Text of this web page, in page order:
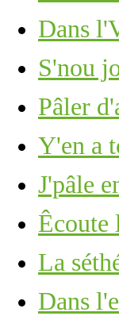
Dans
S'nou
Pâler
Y'en a
J'pâle
Êcoute
La
Dans